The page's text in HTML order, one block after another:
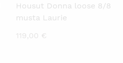
Housut Donna loose 8/8
musta Laurie
119,00 €